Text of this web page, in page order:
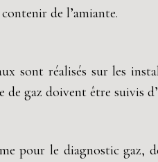
de l’amiante.
sont réalisés sur les
gaz doivent être suivis
pour le diagnostic gaz,